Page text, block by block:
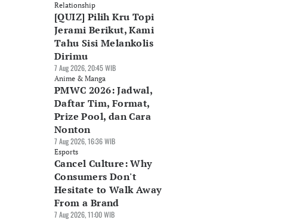
Relationship
[QUIZ] Pilih Kru Topi
Jerami Berikut, Kami
Tahu Sisi Melankolis
Dirimu
7 Aug 2026, 20:45 WIB
Anime & Manga
PMWC 2026: Jadwal,
Daftar Tim, Format,
Prize Pool, dan Cara
Nonton
7 Aug 2026, 16:36 WIB
Esports
Cancel Culture: Why
Consumers Don't
Hesitate to Walk Away
From a Brand
7 Aug 2026, 11:00 WIB